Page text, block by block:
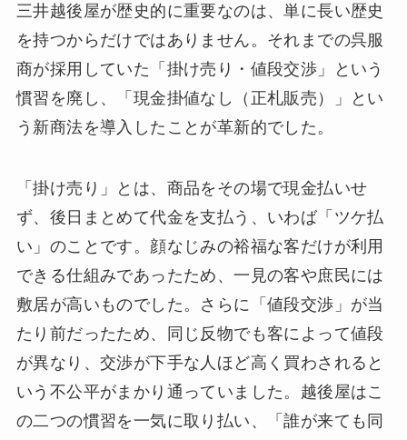
三井越後屋が歴史的に重要なのは、単に長い歴史
を持つからだけではありません。それまでの呉服
商が採用していた「掛け売り・値段交渉」という
慣習を廃し、「現金掛値なし（正札販売）」とい
う新商法を導入したことが革新的でした。
「掛け売り」とは、商品をその場で現金払いせ
ず、後日まとめて代金を支払う、いわば「ツケ払
い」のことです。顔なじみの裕福な客だけが利用
できる仕組みであったため、一見の客や庶民には
敷居が高いものでした。さらに「値段交渉」が当
たり前だったため、同じ反物でも客によって値段
が異なり、交渉が下手な人ほど高く買わされると
いう不公平がまかり通っていました。越後屋はこ
の二つの慣習を一気に取り払い、「誰が来ても同